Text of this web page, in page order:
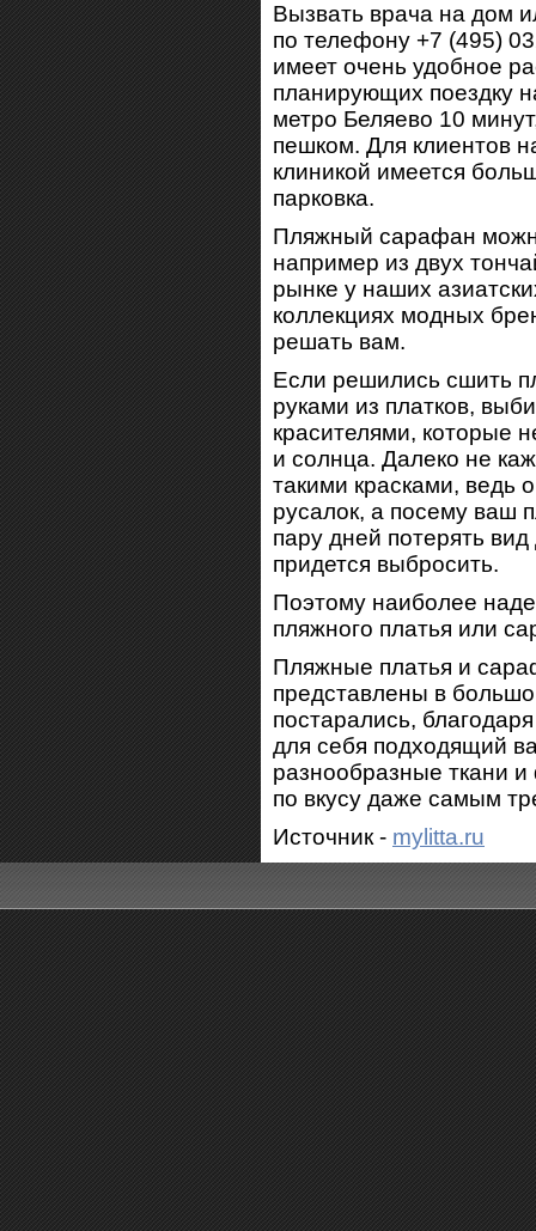
Вызвать врача на дом
по телефону +7 (495)
имеет очень удобное
планирующих поездку
метро Беляево 10
пешком. Для клиентов
клиникой имеется
парковка.
Пляжный сарафан
например из двух
рынке у наших
коллекциях модных
решать вам.
Если решились сшить
руками из платков,
красителями, которые
и солнца. Далеко не
такими красками, ведь
русалок, а посему ваш
пару дней потерять
придется выбросить.
Поэтому наиболее
пляжного платья или
Пляжные платья и
представлены в
постарались,
для себя подходящий
разнообразные ткани
по вкусу даже самым
Источник - mylitta.ru